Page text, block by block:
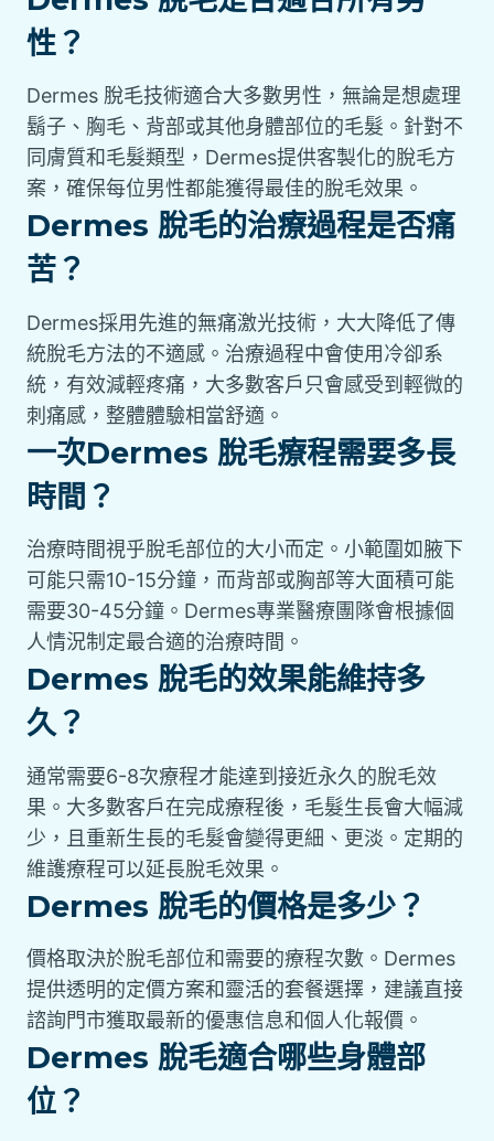
性？
Dermes 脫毛技術適合大多數男性，無論是想處理
鬍子、胸毛、背部或其他身體部位的毛髮。針對不
同膚質和毛髮類型，Dermes提供客製化的脫毛方
案，確保每位男性都能獲得最佳的脫毛效果。
Dermes 脫毛的治療過程是否痛
苦？
Dermes採用先進的無痛激光技術，大大降低了傳
統脫毛方法的不適感。治療過程中會使用冷卻系
統，有效減輕疼痛，大多數客戶只會感受到輕微的
刺痛感，整體體驗相當舒適。
一次Dermes 脫毛療程需要多長
時間？
治療時間視乎脫毛部位的大小而定。小範圍如腋下
可能只需10-15分鐘，而背部或胸部等大面積可能
需要30-45分鐘。Dermes專業醫療團隊會根據個
人情況制定最合適的治療時間。
Dermes 脫毛的效果能維持多
久？
通常需要6-8次療程才能達到接近永久的脫毛效
果。大多數客戶在完成療程後，毛髮生長會大幅減
少，且重新生長的毛髮會變得更細、更淡。定期的
維護療程可以延長脫毛效果。
Dermes 脫毛的價格是多少？
價格取決於脫毛部位和需要的療程次數。Dermes
提供透明的定價方案和靈活的套餐選擇，建議直接
諮詢門市獲取最新的優惠信息和個人化報價。
Dermes 脫毛適合哪些身體部
位？